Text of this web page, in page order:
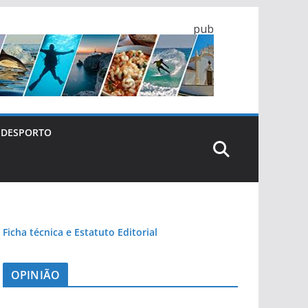
pub
DESPORTO
Ficha técnica e Estatuto Editorial
OPINIÃO